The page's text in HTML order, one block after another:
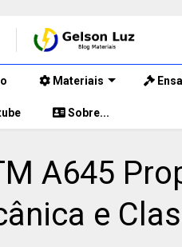
Materiais
Sobre...
A645
e